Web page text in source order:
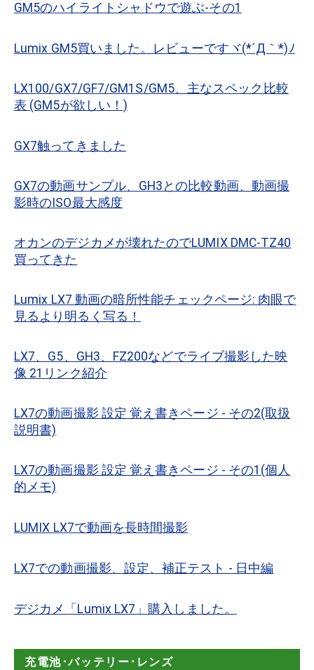
GM5のハイライトシャドウで遊ぶ-その1
Lumix GM5買いました。レビューですヾ(*´Д｀*)ﾉ
LX100/GX7/GF7/GM1S/GM5、主なスペック比較
表 (GM5が欲しい！)
GX7触ってきました
GX7の動画サンプル、GH3との比較動画、動画撮
影時のISO最大感度
オカンのデジカメが壊れたのでLUMIX DMC-TZ40
買ってきた
Lumix LX7 動画の暗所性能チェックページ: 肉眼で
見るより明るく写る！
LX7、G5、GH3、FZ200などでライブ撮影した映
像 21リンク紹介
LX7の動画撮影 設定 覚え書きページ - その2(取扱
説明書)
LX7の動画撮影 設定 覚え書きページ - その1(個人
的メモ)
LUMIX LX7で動画を長時間撮影
LX7での動画撮影、設定、補正テスト - 日中編
デジカメ「Lumix LX7」購入しました。
充電池･バッテリー･レンズ